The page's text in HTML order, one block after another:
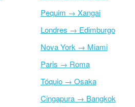
Pequim → Xangai
Londres → Edimburgo
Nova York → Miami
Paris → Roma
Tóquio → Osaka
Cingapura → Bangkok